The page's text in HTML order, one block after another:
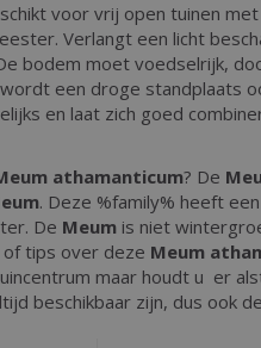
voor vrij open tuinen
Verlangt een licht
bodem moet voedselrijk,
een droge standplaats
en laat zich goed
athamanticum? De
. Deze %family% heeft
De Meum is niet
tips over deze Meum
maar houdt u er
beschikbaar zijn, dus ook